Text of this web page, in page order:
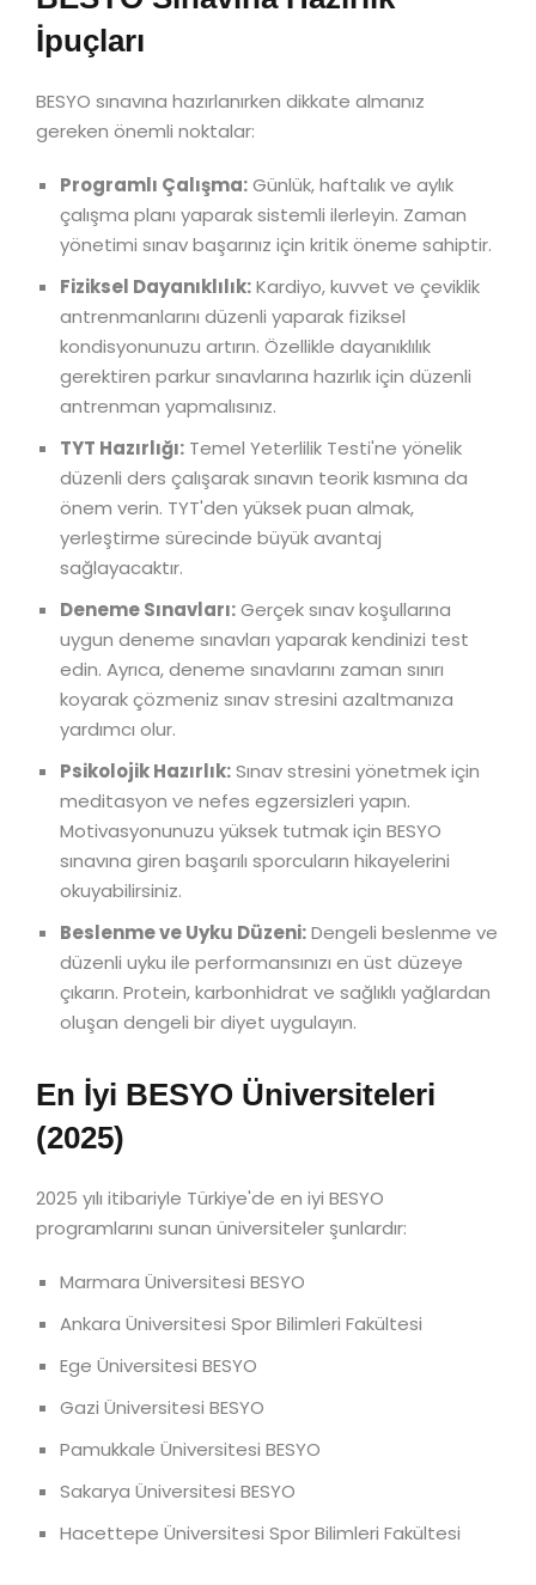
İpuçları
BESYO sınavına hazırlanırken dikkate almanız
gereken önemli noktalar:
Programlı Çalışma:Günlük, haftalık ve aylık
çalışma planı yaparak sistemli ilerleyin. Zaman
yönetimi sınav başarınız için kritik öneme sahiptir.
Fiziksel Dayanıklılık:Kardiyo, kuvvet ve çeviklik
antrenmanlarını düzenli yaparak fiziksel
kondisyonunuzu artırın. Özellikle dayanıklılık
gerektiren parkur sınavlarına hazırlık için düzenli
antrenman yapmalısınız.
TYT Hazırlığı: Temel Yeterlilik Testi'ne yönelik
düzenli ders çalışarak sınavın teorik kısmına da
önem verin. TYT'den yüksek puan almak,
yerleştirme sürecinde büyük avantaj
sağlayacaktır.
Deneme Sınavları:Gerçek sınav koşullarına
uygun deneme sınavları yaparak kendinizi test
edin. Ayrıca, deneme sınavlarını zaman sınırı
koyarak çözmeniz sınav stresini azaltmanıza
yardımcı olur.
Psikolojik Hazırlık:Sınav stresini yönetmek için
meditasyon ve nefes egzersizleri yapın.
Motivasyonunuzu yüksek tutmak için BESYO
sınavına giren başarılı sporcuların hikayelerini
okuyabilirsiniz.
Beslenme ve Uyku Düzeni:Dengeli beslenme ve
düzenli uyku ile performansınızı en üst düzeye
çıkarın. Protein, karbonhidrat ve sağlıklı yağlardan
oluşan dengeli bir diyet uygulayın.
En İyi BESYO Üniversiteleri
(2025)
2025 yılı itibariyle Türkiye'de en iyi BESYO
programlarını sunan üniversiteler şunlardır:
Marmara Üniversitesi BESYO
Ankara Üniversitesi Spor Bilimleri Fakültesi
Ege Üniversitesi BESYO
Gazi Üniversitesi BESYO
Pamukkale Üniversitesi BESYO
Sakarya Üniversitesi BESYO
Hacettepe Üniversitesi Spor Bilimleri Fakültesi